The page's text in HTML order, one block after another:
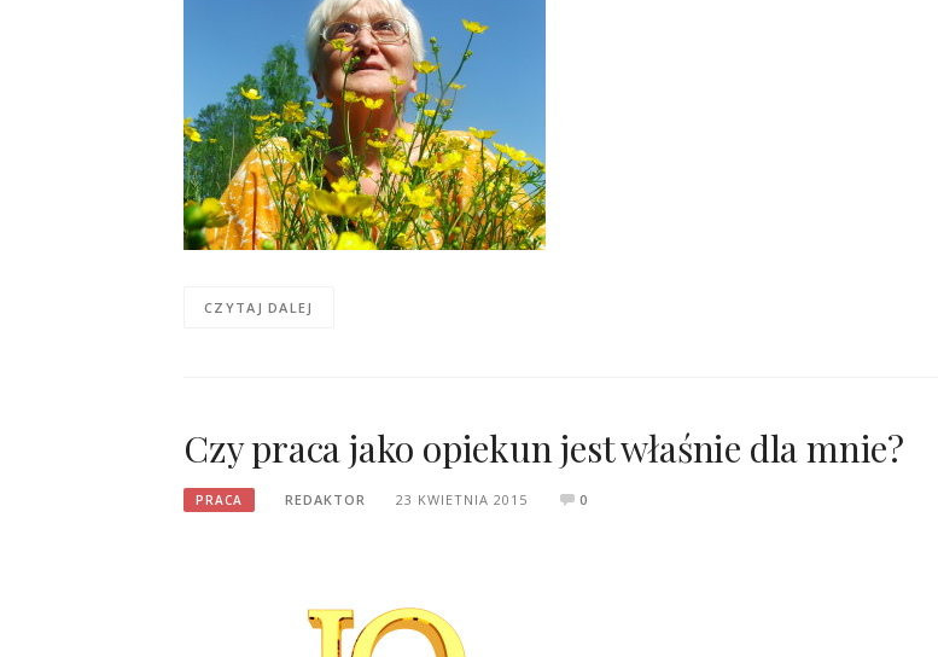
CZYTAJ DALEJ
Czy praca jako opiekun jest właśnie dla mnie?
PRACA REDAKTOR 23 KWIETNIA 2015 0